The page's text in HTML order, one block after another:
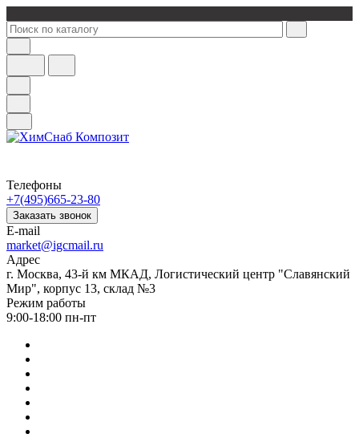
Телефоны
+7(495)665-23-80
Заказать звонок
E-mail
market@igcmail.ru
Адрес
г. Москва, 43-й км МКАД, Логистический центр "Славянский
Мир", корпус 13, склад №3
Режим работы
9:00-18:00 пн-пт